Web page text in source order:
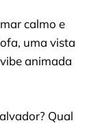
calmo e
uma vista
animada
Qual